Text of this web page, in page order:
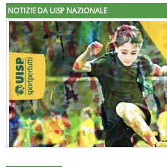
NOTIZIE DA UISP NAZIONALE